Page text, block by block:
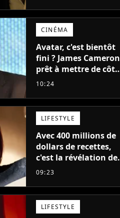
CINÉMA
Avatar, c'est bientôt
fini ? James Cameron
prêt à mettre de côté
sa saga de science-
de recettes
10:24
LIFESTYLE
Avec 400 millions de
dollars de recettes,
c'est la révélation de
2026 au cinéma : cette
remplacer Jennifer
Lawrence chez Marvel
09:23
LIFESTYLE